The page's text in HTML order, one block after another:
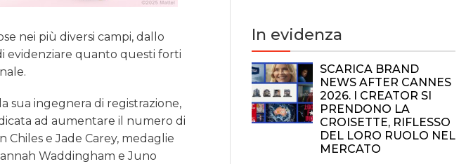
nei più diversi campi, dallo
evidenziare quanto questi forti
sua ingegnera di registrazione,
ad aumentare il numero di
e Jade Carey, medaglie
Waddingham e Juno
In evidenza
SCARICA BRAND
NEWS AFTER CANNES
2026. I CREATOR SI
PRENDONO LA
CROISETTE, RIFLESSO
DEL LORO RUOLO NEL
MERCATO